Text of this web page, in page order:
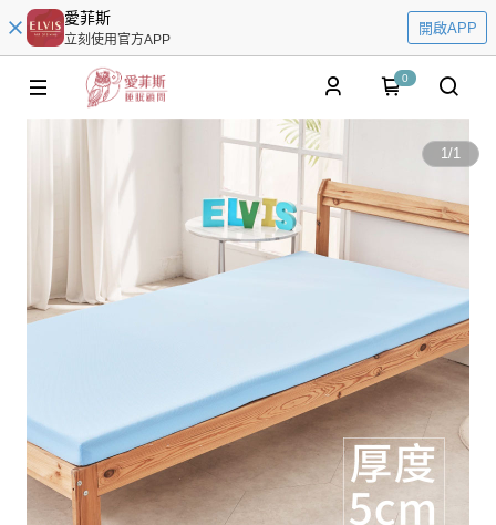
愛菲斯
立刻使用官方APP
開啟APP
0
1/1